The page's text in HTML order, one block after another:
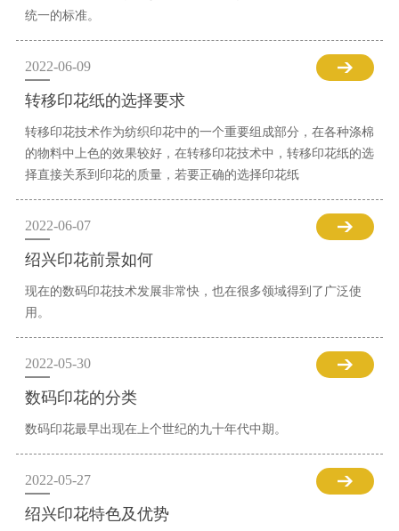
统一的标准。
2022-06-09
转移印花纸的选择要求
转移印花技术作为纺织印花中的一个重要组成部分，在各种涤棉
的物料中上色的效果较好，在转移印花技术中，转移印花纸的选
择直接关系到印花的质量，若要正确的选择印花纸
2022-06-07
绍兴印花前景如何
现在的数码印花技术发展非常快，也在很多领域得到了广泛使
用。
2022-05-30
数码印花的分类
数码印花最早出现在上个世纪的九十年代中期。
2022-05-27
绍兴印花特色及优势